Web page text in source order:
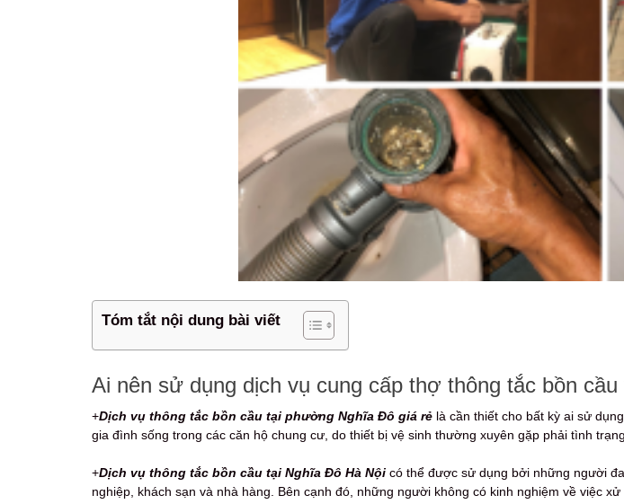
Tóm tắt nội dung bài viết
Ai nên sử dụng dịch vụ cung cấp thợ thông tắc bồn
+Dịch vụ thông tắc bồn cầu tại phường Nghĩa Đô giá rẻ là cần thiết cho bất kỳ ai sử dụng
gia đình sống trong các căn hộ chung cư, do thiết bị vệ sinh thường xuyên gặp phải tình
+Dịch vụ thông tắc bồn cầu tại Nghĩa Đô Hà Nội có thể được sử dụng bởi những người
nghiệp, khách sạn và nhà hàng. Bên cạnh đó, những người không có kinh nghiệm về việc